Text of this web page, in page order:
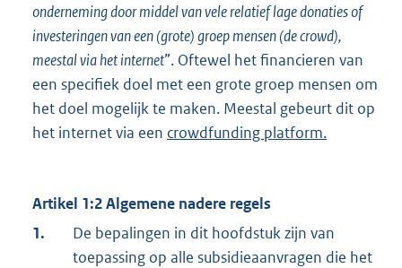
onderneming door middel van vele relatief lage donaties of
investeringen van een (grote) groep mensen (de crowd),
meestal via het internet”. Oftewel het financieren van
een specifiek doel met een grote groep mensen om
het doel mogelijk te maken. Meestal gebeurt dit op
het internet via een crowdfunding platform.
Artikel 1:2 Algemene nadere regels
1.
De bepalingen in dit hoofdstuk zijn van
toepassing op alle subsidieaanvragen die het